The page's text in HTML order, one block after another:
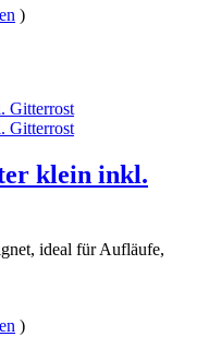
)
klein inkl.
ideal für Aufläufe,
)